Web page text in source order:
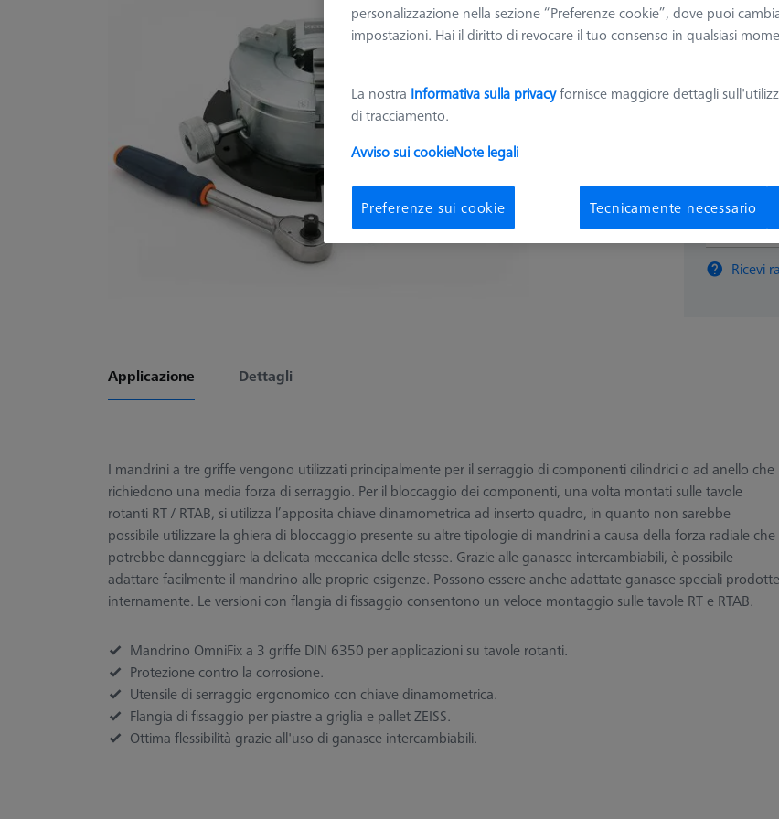
000000-
Ricevi
Applicazione Dettagli
I mandrini a tre griffe vengono utilizzati principalmente per il serraggio di componenti cilindrici o ad anello che
richiedono una media forza di serraggio. Per il bloccaggio dei componenti, una volta montati sulle tavole
rotanti RT / RTAB, si utilizza l’apposita chiave dinamometrica ad inserto quadro, in quanto non sarebbe
possibile utilizzare la ghiera di bloccaggio presente su altre tipologie di mandrini a causa della forza radiale che
potrebbe danneggiare la delicata meccanica delle stesse. Grazie alle ganasce intercambiabili, è possibile
adattare facilmente il mandrino alle proprie esigenze. Possono essere anche adattate ganasce speciali prodotte
internamente. Le versioni con flangia di fissaggio consentono un veloce montaggio sulle tavole RT e RTAB.
Mandrino OmniFix a 3 griffe DIN 6350 per applicazioni su tavole rotanti.
Protezione contro la corrosione.
Utensile di serraggio ergonomico con chiave dinamometrica.
Flangia di fissaggio per piastre a griglia e pallet ZEISS.
Ottima flessibilità grazie all'uso di ganasce intercambiabili.
personalizzazione nella sezione “Preferenze cookie”, dove puoi
impostazioni. Hai il diritto di revocare il tuo consenso in qualsiasi
La nostra Informativa sulla privacyfornisce maggiore dettagli
di tracciamento.
Avviso sui cookieNote legali
Preferenze sui cookie Tecnicamente necessario